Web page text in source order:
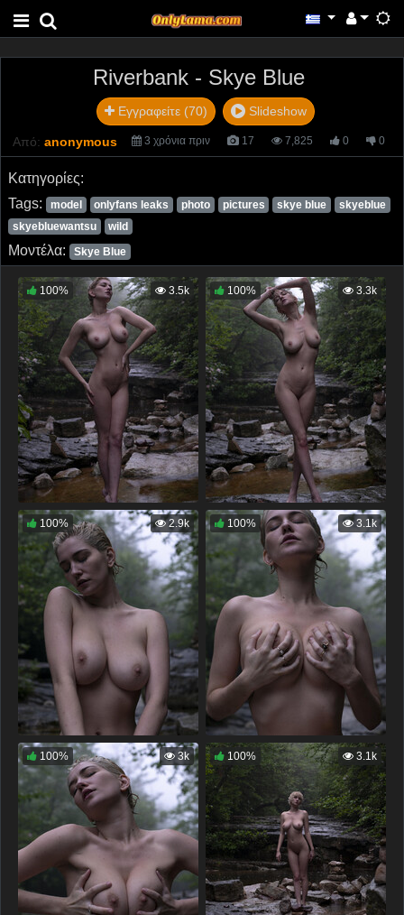
Riverbank - Skye Blue
Εγγραφείτε (70) Slideshow
Από: anonymous 3 χρόνια πριν 17 7,825 0 0
Κατηγορίες:
Tags:
model onlyfans leaks photo pictures skye blue
skyeblue
skyebluewantsu
wild
Μοντέλα: Skye Blue
100% 3.5k 100% 3.3k
100% 2.9k 100% 3.1k
100% 3k 100% 3.1k